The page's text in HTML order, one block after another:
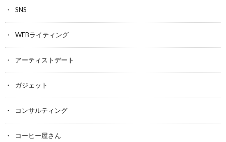
SNS
WEBライティング
アーティストデート
ガジェット
コンサルティング
コーヒー屋さん